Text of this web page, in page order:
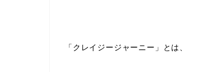
「クレイジージャーニー」とは、